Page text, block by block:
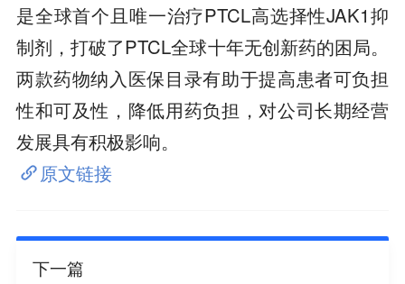
是全球首个且唯一治疗PTCL高选择性JAK1抑
制剂，打破了PTCL全球十年无创新药的困局。
两款药物纳入医保目录有助于提高患者可负担
性和可及性，降低用药负担，对公司长期经营
发展具有积极影响。
原文链接
下一篇